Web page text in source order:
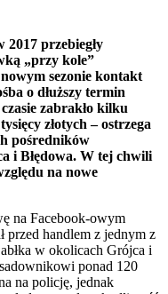
2017 przebiegły
„przy kole”
sezonie kontakt
o dłuższy termin
zabrakło kilku
złotych – ostrzega
pośredników
i Błędowa. W tej chwili
na nowe
na Facebook-owym
przed handlem z jednym z
w okolicach Grójca i
ponad 120
na policję, jednak